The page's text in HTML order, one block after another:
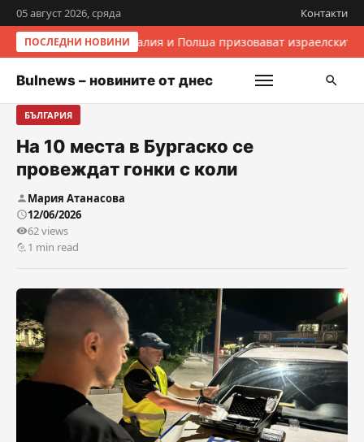
05 август 2026, сряда Контакти
ПОСЛЕДНИ НОВИНИИталия и Полша призовават
Bulnews – новините от днес
БЪЛГАРИЯ
На 10 места в Бургаско се
провеждат гонки с коли
Мария Атанасова
12/06/2026
62 views
1 min read